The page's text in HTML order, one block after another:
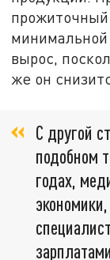
минимальной
вырос,
же он
С другой
подобном
годах,